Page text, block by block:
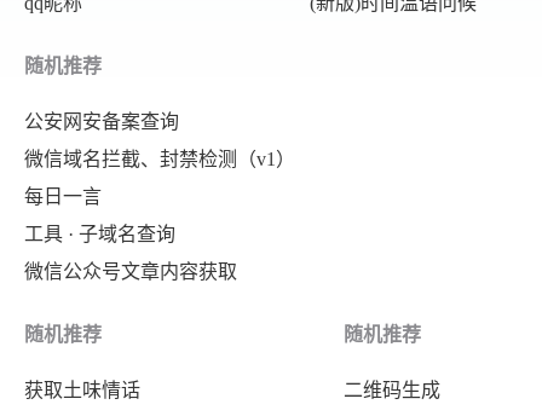
随机推荐
公安网安备案查询
微信域名拦截、封禁检测（v1）
每日一言
工具 · 子域名查询
微信公众号文章内容获取
随机推荐
获取土味情话
随机推荐
二维码生成